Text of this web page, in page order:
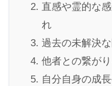
直感や霊的な
れ
過去の未解決
他者との繋が
自分自身の成